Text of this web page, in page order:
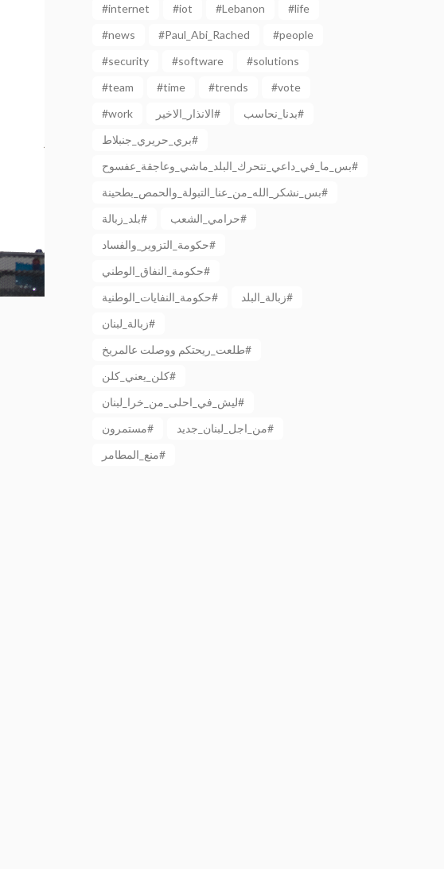
#internet
#iot #Lebanon
#life
#news
#Paul_Abi_Rached
#people
#security
#software
#solutions
#team
#time #trends
#vote
#work
الانذار_الاخير#
بدنا_نحاسب#
بري_حريري_جنبلاط#
بس_ما_في_داعي_نتحرك_البلد_ماشي_وعاجقة_عفسوح#
بس_نشكر_الله_من_عنا_التبولة_والحمص_بطحينة#
بلد_زبالة#
حرامي_الشعب#
حكومة_التزوير_والفساد#
حكومة_النفاق_الوطني#
حكومة_النفايات_الوطنية#
زبالة_البلد#
زبالة_لبنان#
طلعت_ريحتكم ووصلت عالمريخ#
كلن_يعني_كلن#
ليش_في_احلى_من_خرا_لبنان#
مستمرون#
من_اجل_لبنان_جديد#
منع_المطامر#